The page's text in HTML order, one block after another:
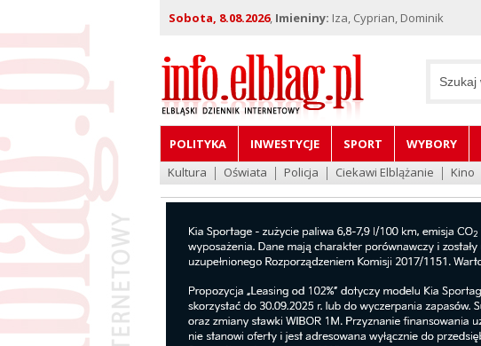
Sobota, 8.08.2026, Imieniny: Iza, Cyprian, Dominik
POLITYKA INWESTYCJE SPORT WYBORY
Kultura
Oświata Policja Ciekawi Elblążanie Kino